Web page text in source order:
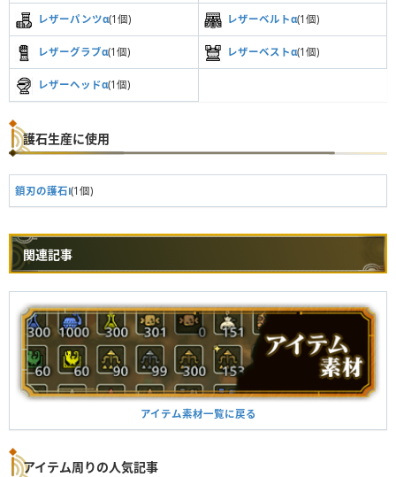
レザーパンツα(1個) レザーベルトα(1個)
レザーグラブα(1個) レザーベストα(1個)
レザーヘッドα(1個)
護石生産に使用
鎖刃の護石Ⅰ(1個)
関連記事
アイテム素材一覧に戻る
アイテム周りの人気記事